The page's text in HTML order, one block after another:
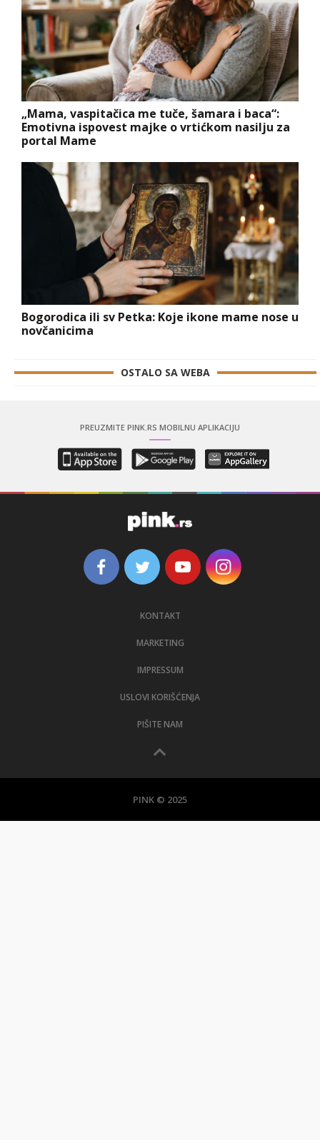
„Mama, vaspitačica me tuče, šamara i baca“:
Emotivna ispovest majke o vrtićkom nasilju za
portal Mame
Bogorodica ili sv Petka: Koje ikone mame nose u
novčanicima
OSTALO SA WEBA
PREUZMITE PINK.RS MOBILNU APLIKACIJU
KONTAKT
MARKETING
IMPRESSUM
USLOVI KORIŠĆENJA
PIŠITE NAM
PINK © 2025